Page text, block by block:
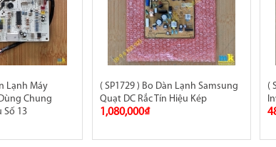
Lạnh Máy
Chung
Số 13
( SP1729 ) Bo Dàn Lạnh Samsung
Quạt DC Rắc Tín Hiệu Kép
1,080,000₫
(